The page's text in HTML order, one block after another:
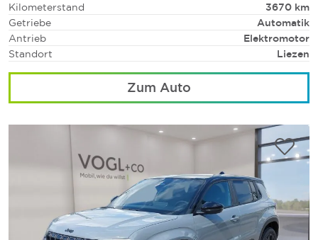
Kilometerstand
3670 km
Getriebe
Automatik
Antrieb
Elektromotor
Standort
Liezen
Zum Auto